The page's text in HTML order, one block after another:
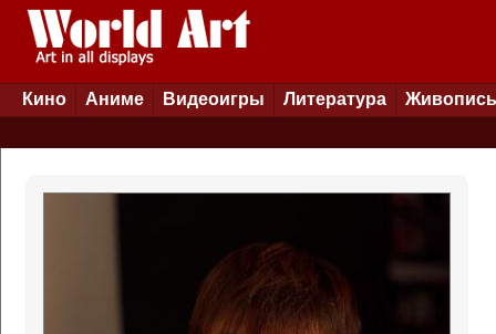
Кино Аниме Видеоигры Литература Живопись